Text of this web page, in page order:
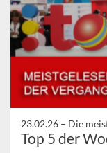
23.02.26 – Die
Top 5 der